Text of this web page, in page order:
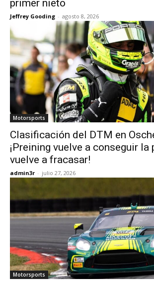
primer nieto
Jeffrey Gooding - agosto 8, 2026
Motorsports
Clasificación del DTM en
¡Preining vuelve a conseguir
vuelve a fracasar!
admin3r - julio 27, 2026
Motorsports